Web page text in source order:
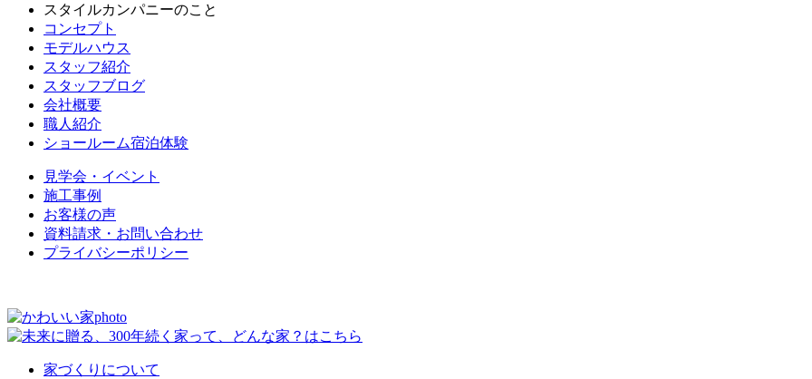
スタイルカンパニーのこと
コンセプト
モデルハウス
スタッフ紹介
スタッフブログ
会社概要
職人紹介
ショールーム宿泊体験
見学会・イベント
施工事例
お客様の声
資料請求・お問い合わせ
プライバシーポリシー
家づくりについて